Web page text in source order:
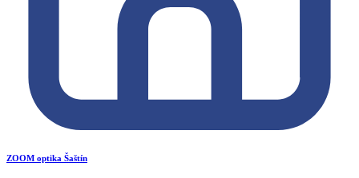
ZOOM optika Šaštín